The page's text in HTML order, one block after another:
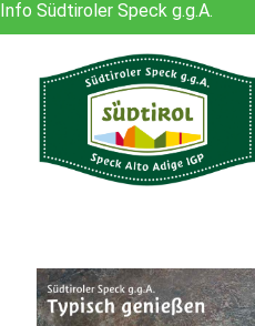
Info Südtiroler Speck g.g.A.